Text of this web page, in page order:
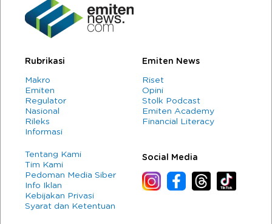
Rubrikasi
Makro
Emiten
Regulator
Nasional
Rileks
Informasi
Emiten News
Riset
Opini
Stolk Podcast
Emiten Academy
Financial Literacy
Tentang Kami
Tim Kami
Pedoman Media Siber
Info Iklan
Kebijakan Privasi
Syarat dan Ketentuan
Social Media